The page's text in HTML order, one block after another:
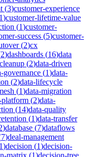
(3)customer-experience
1)customer-lifetime-value
(1)customer-
success (5)customer-
(2)cx
2)dashboards (16)data
(2)data-driven
governance (1)data-
(2)data-lifecycle
(1)data-migration
platform (2)data-
(14)data-quality
(1)data-transfer
)database (7)dataflows
7)deal-management
1)decision (1)decision-
matrix (1)decision-tree